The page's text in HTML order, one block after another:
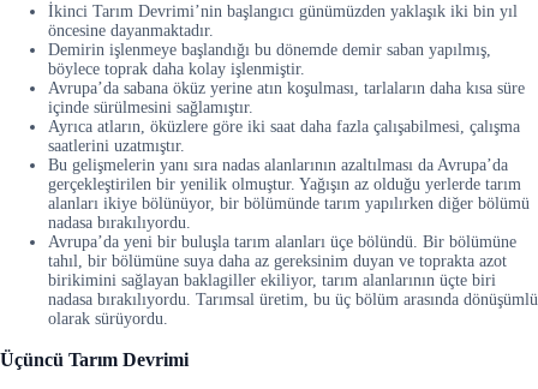
İkinci Tarım Devrimi’nin başlangıcı günümüzden yaklaşık iki bin yıl
öncesine dayanmaktadır.
Demirin işlenmeye başlandığı bu dönemde demir saban yapılmış,
böylece toprak daha kolay işlenmiştir.
Avrupa’da sabana öküz yerine atın koşulması, tarlaların daha kısa süre
içinde sürülmesini sağlamıştır.
Ayrıca atların, öküzlere göre iki saat daha fazla çalışabilmesi, çalışma
saatlerini uzatmıştır.
Bu gelişmelerin yanı sıra nadas alanlarının azaltılması da Avrupa’da
gerçekleştirilen bir yenilik olmuştur. Yağışın az olduğu yerlerde tarım
alanları ikiye bölünüyor, bir bölümünde tarım yapılırken diğer bölümü
nadasa bırakılıyordu.
Avrupa’da yeni bir buluşla tarım alanları üçe bölündü. Bir bölümüne
tahıl, bir bölümüne suya daha az gereksinim duyan ve toprakta azot
birikimini sağlayan baklagiller ekiliyor, tarım alanlarının üçte biri
nadasa bırakılıyordu. Tarımsal üretim, bu üç bölüm arasında dönüşümlü
olarak sürüyordu.
Üçüncü Tarım Devrimi